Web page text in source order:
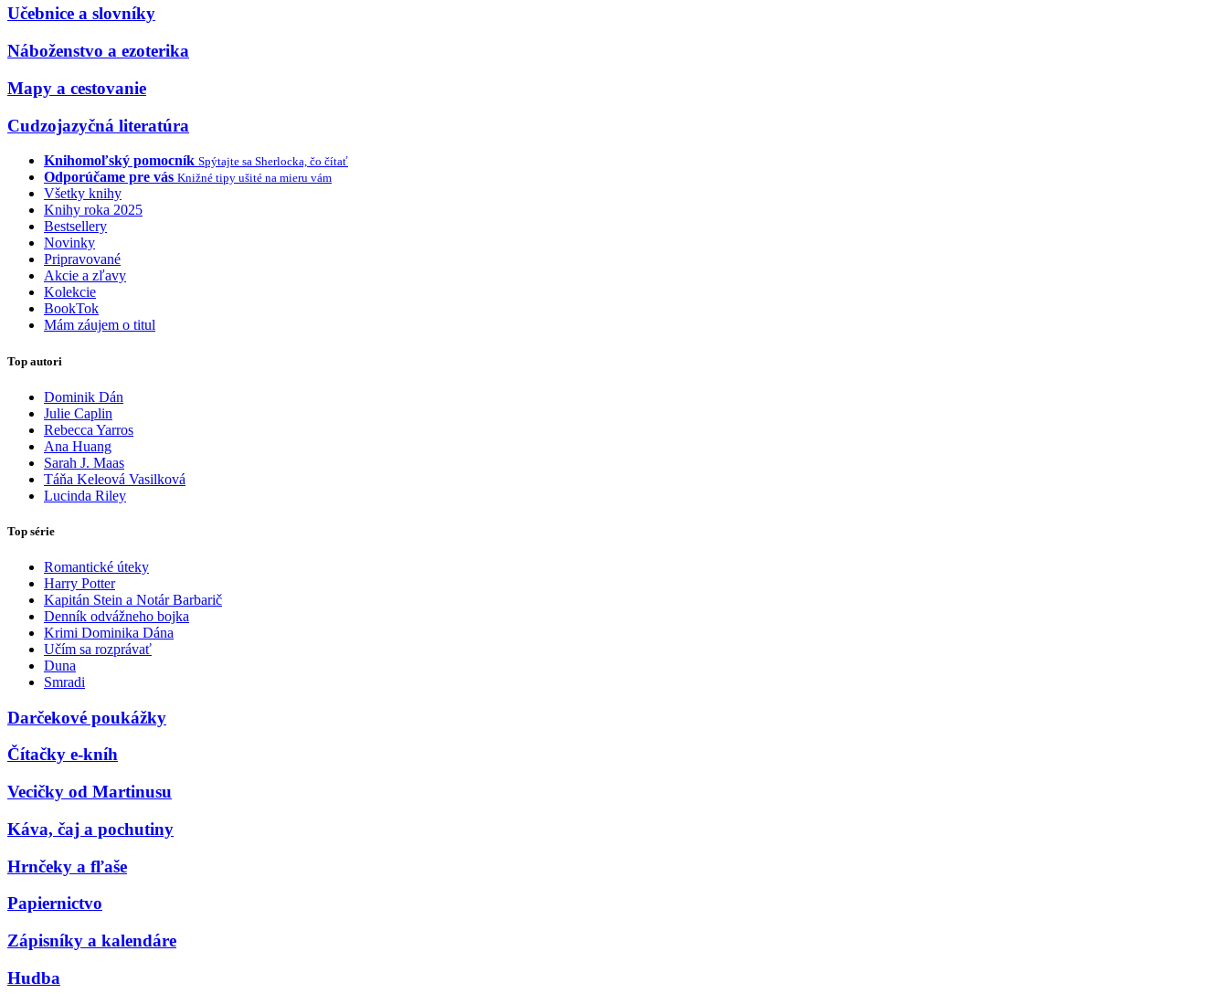
Učebnice a slovníky
Náboženstvo a ezoterika
Mapy a cestovanie
Cudzojazyčná literatúra
Knihomoľský pomocník Spýtajte sa Sherlocka, čo čítať
Odporúčame pre vás Knižné tipy ušité na mieru vám
Všetky knihy
Knihy roka 2025
Bestsellery
Novinky
Pripravované
Akcie a zľavy
Kolekcie
BookTok
Mám záujem o titul
Top autori
Dominik Dán
Julie Caplin
Rebecca Yarros
Ana Huang
Sarah J. Maas
Táňa Keleová Vasilková
Lucinda Riley
Top série
Romantické úteky
Harry Potter
Kapitán Stein a Notár Barbarič
Denník odvážneho bojka
Krimi Dominika Dána
Učím sa rozprávať
Duna
Smradi
Darčekové poukážky
Čítačky e-kníh
Vecičky od Martinusu
Káva, čaj a pochutiny
Hrnčeky a fľaše
Papiernictvo
Zápisníky a kalendáre
Hudba